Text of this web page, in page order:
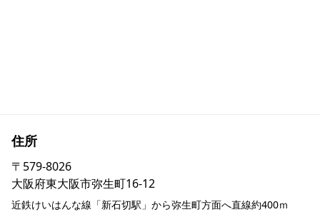
Contact us in English
住所
〒 579-8026
大阪府東大阪市弥生町16-12
近鉄けいはんな線「新石切駅」から弥生町方面へ直線約400ｍ